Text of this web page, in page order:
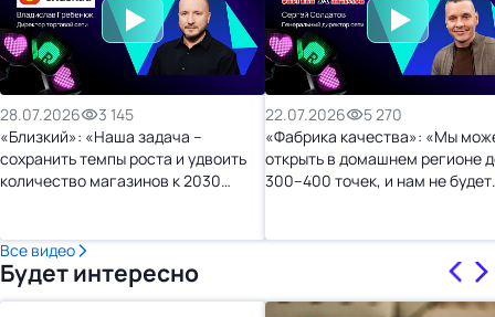
28.07.2026
3 145
«Близкий»: «Наша задача –
сохранить темпы роста и удвоить
количество магазинов к 2030
22.07.2026
5 270
«Фабрика качества»: «Мы
открыть в домашнем регионе
300–400 точек, и нам не будет
Все видео
Будет интересно